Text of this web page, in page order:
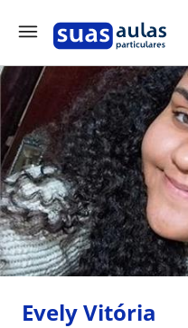
Evely Vitória